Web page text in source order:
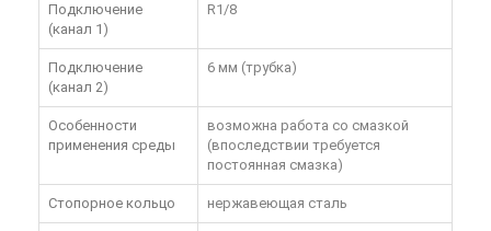
Подключение
(канал 1)
R1/8
Подключение
(канал 2)
6 мм (трубка)
Особенности
применения среды
возможна работа со смазкой
(впоследствии требуется
постоянная смазка)
Стопорное кольцо нержавеющая сталь